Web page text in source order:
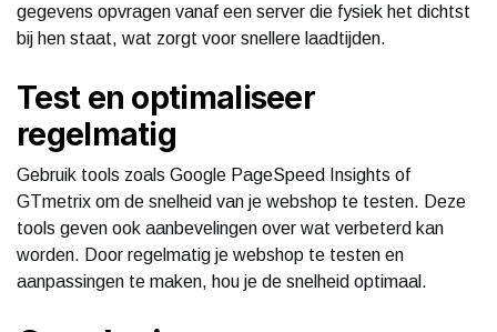
gegevens opvragen vanaf een server die fysiek het dichtst
bij hen staat, wat zorgt voor snellere laadtijden.
Test en optimaliseer
regelmatig
Gebruik tools zoals Google PageSpeed Insights of
GTmetrix om de snelheid van je webshop te testen. Deze
tools geven ook aanbevelingen over wat verbeterd kan
worden. Door regelmatig je webshop te testen en
aanpassingen te maken, hou je de snelheid optimaal.